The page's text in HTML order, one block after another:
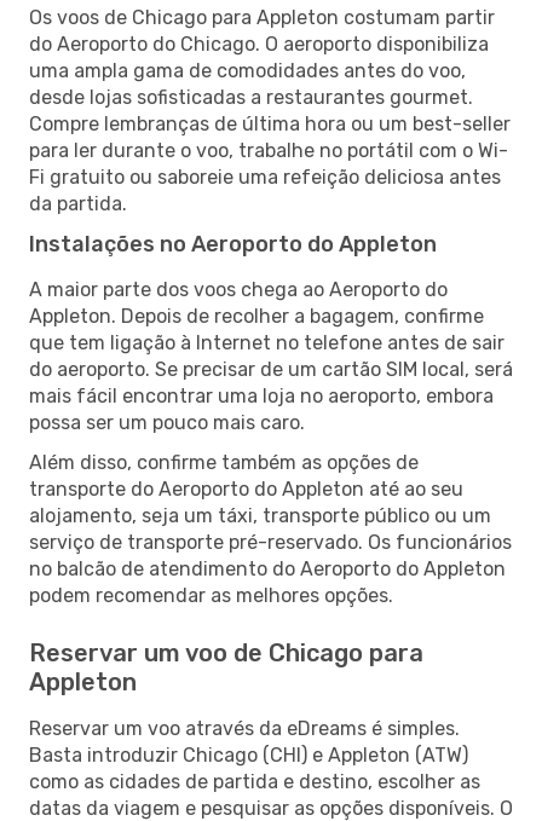
Os voos de Chicago para Appleton costumam partir
do Aeroporto do Chicago. O aeroporto disponibiliza
uma ampla gama de comodidades antes do voo,
desde lojas sofisticadas a restaurantes gourmet.
Compre lembranças de última hora ou um best-seller
para ler durante o voo, trabalhe no portátil com o Wi-
Fi gratuito ou saboreie uma refeição deliciosa antes
da partida.
Instalações no Aeroporto do Appleton
A maior parte dos voos chega ao Aeroporto do
Appleton. Depois de recolher a bagagem, confirme
que tem ligação à Internet no telefone antes de sair
do aeroporto. Se precisar de um cartão SIM local, será
mais fácil encontrar uma loja no aeroporto, embora
possa ser um pouco mais caro.
Além disso, confirme também as opções de
transporte do Aeroporto do Appleton até ao seu
alojamento, seja um táxi, transporte público ou um
serviço de transporte pré-reservado. Os funcionários
no balcão de atendimento do Aeroporto do Appleton
podem recomendar as melhores opções.
Reservar um voo de Chicago para
Appleton
Reservar um voo através da eDreams é simples.
Basta introduzir Chicago (CHI) e Appleton (ATW)
como as cidades de partida e destino, escolher as
datas da viagem e pesquisar as opções disponíveis. O